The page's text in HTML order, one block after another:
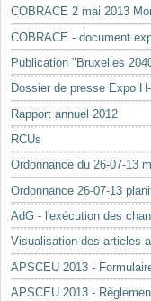
Etudes et publications
Mots-clés
Renseignements
COBRACE 2 mai 2013
COBRACE - document
Publication "Bruxelles
Dossier de presse Expo
Rapport annuel 2012
RCUs
Ordonnance du 26-07-13
Ordonnance 26-07-13
AdG - l'exécution des
Visualisation des articles
APSCEU 2013 -
APSCEU 2013 -